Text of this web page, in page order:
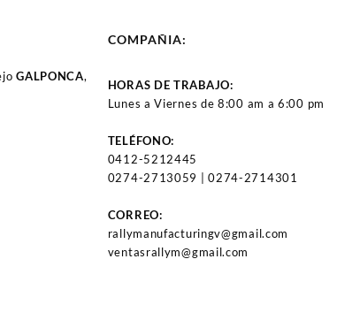
GALPONCA,
COMPAÑIA:
HORAS DE TRABAJO:
Lunes a Viernes de 8:00 am a 6:00 pm
TELÉFONO:
0412-5212445
0274-2713059 | 0274-2714301
CORREO:
rallymanufacturingv@gmail.com
ventasrallym@gmail.com